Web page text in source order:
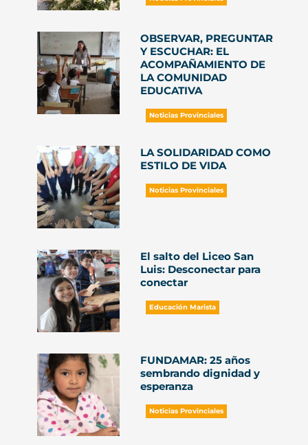
OBSERVAR, PREGUNTAR
Y ESCUCHAR: EL
ACOMPAÑAMIENTO DE
LA COMUNIDAD
EDUCATIVA
Noticias Provinciales
LA SOLIDARIDAD COMO
ESTILO DE VIDA
Noticias Provinciales
El salto del Liceo San
Luis: Desconectar para
conectar
Educación Marista
FUNDAMAR: 25 años
sembrando dignidad y
esperanza
Noticias Provinciales